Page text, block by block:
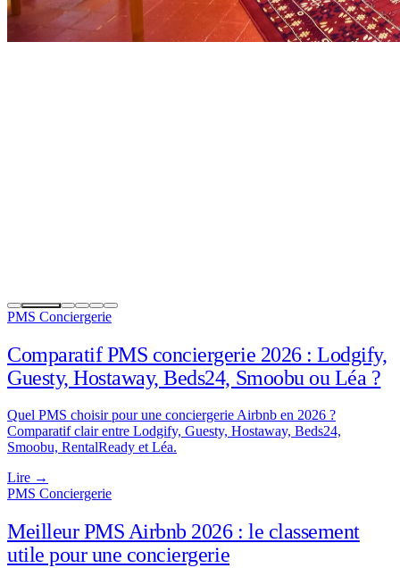
PMS Conciergerie
Comparatif PMS conciergerie 2026 : Lodgify,
Guesty, Hostaway, Beds24, Smoobu ou Léa ?
Quel PMS choisir pour une conciergerie Airbnb en 2026 ?
Comparatif clair entre Lodgify, Guesty, Hostaway, Beds24,
Smoobu, RentalReady et Léa.
Lire →
PMS Conciergerie
Meilleur PMS Airbnb 2026 : le classement
utile pour une conciergerie